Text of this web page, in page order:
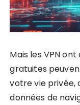
Mais les VPN
gratuites
votre vie privée,
données de